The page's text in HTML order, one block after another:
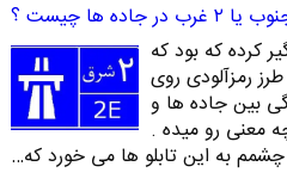
کرده که بود که
رمزآلودی روی
بین جاده ها و
معنی رو میده .
به این تابلو ها می خورد که…